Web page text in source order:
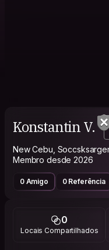
Konstantin V.
New Cebu,
Membro desde 2026
0 Amigo 0 Referência
0
Locais Compartilhados